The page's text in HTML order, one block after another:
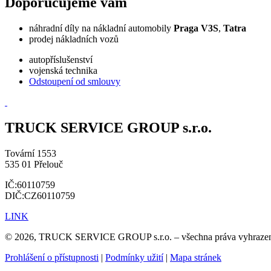
náhradní díly na nákladní automobily Praga V3S, Tatra
prodej nákladních vozů
autopříslušenství
vojenská technika
Odstoupení od smlouvy
TRUCK SERVICE GROUP s.r.o.
Tovární 1553
535 01 Přelouč
IČ:60110759
DIČ:CZ60110759
LINK
© 2026, TRUCK SERVICE GROUP s.r.o. – všechna práva
Prohlášení o přístupnosti | Podmínky užití| Mapa stránek